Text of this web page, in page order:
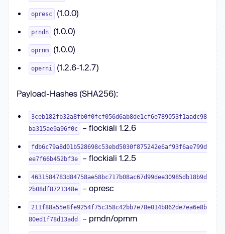
opresc (1.0.0)
prndn (1.0.0)
oprnm (1.0.0)
operni (1.2.6-1.2.7)
Payload-Hashes (SHA256):
3ceb182fb32a8fb0f0fcf056d6ab8de1cf6e789053f1aadc98
ba315ae9a96f0c
– flockiali 1.2.6
fdb6c79a8d01b528698c53ebd5030f875242e6af93f6ae799d
ee7f66b452bf3e
– flockiali 1.2.5
4631584783d84758ae58bc717b08ac67d99dee30985db18b9d
2b08df8721348e
– opresc
211f88a55e8fe9254f75c358c42bb7e78e014b862de7ea6e8b
80ed1f78d13add
– prndn/oprnm